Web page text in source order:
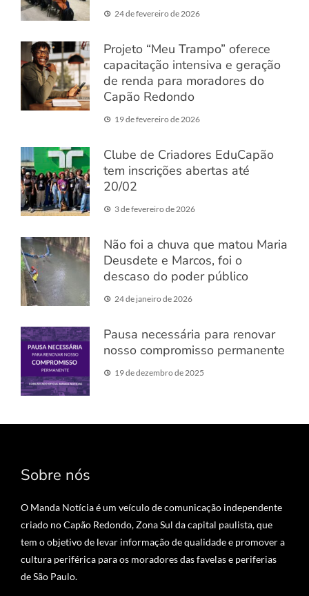
24 de fevereiro de 2026
Projeto “Meu Trampo” oferece
capacitação intensiva e geração
de renda para moradores do
Capão Redondo
19 de fevereiro de 2026
Clube de Criadores EduCapão
tem inscrições abertas até
20/02
3 de fevereiro de 2026
Não foi a chuva que matou Maria
Deusdete e Marcos, foi o
descaso do poder público
24 de janeiro de 2026
Pausa necessária para renovar
nosso compromisso permanente
19 de dezembro de 2025
Sobre nós
O Manda Notícia é um veículo de comunicação independente
criado no Capão Redondo, Zona Sul da capital paulista, que
tem o objetivo de levar informação de qualidade e promover a
cultura periférica para os moradores das favelas e periferias
de São Paulo.